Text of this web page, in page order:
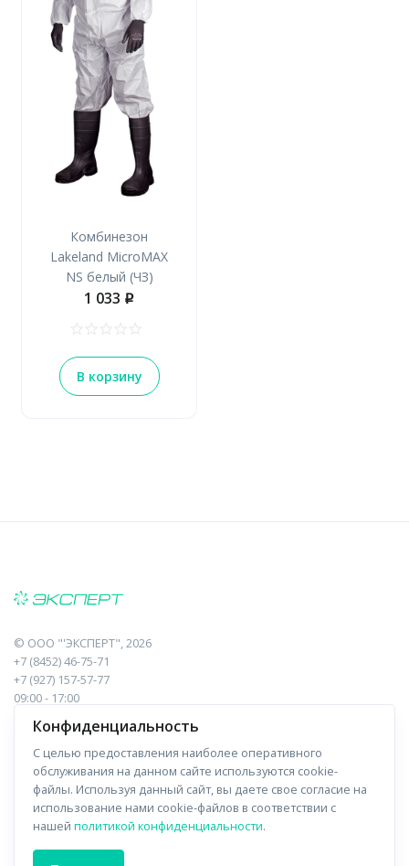
Комбинезон
Lakeland MicroMAX
NS белый (ЧЗ)
1 033 p
В корзину
© ООО "'ЭКСПЕРТ", 2026
+7 (8452) 46-75-71
+7 (927) 157-57-77
09:00 - 17:00
410017, Саратов, Пугачева, 10 к1, оф.23
Навигация
Прайс-лист
Отзывы
Информация
О компании
Доставка
Конфиденциальность
С целью предоставления наиболее оперативного
обслуживания на данном сайте используются cookie-
файлы. Используя данный сайт, вы даете свое согласие на
использование нами cookie-файлов в соответствии с
нашей политикой конфиденциальности.